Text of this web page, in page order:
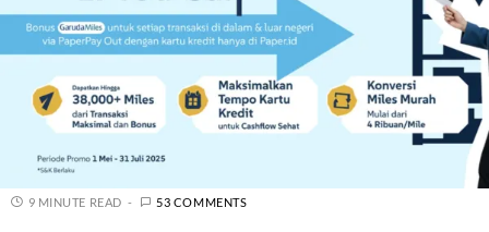
9 MINUTE READ 53 COMMENTS